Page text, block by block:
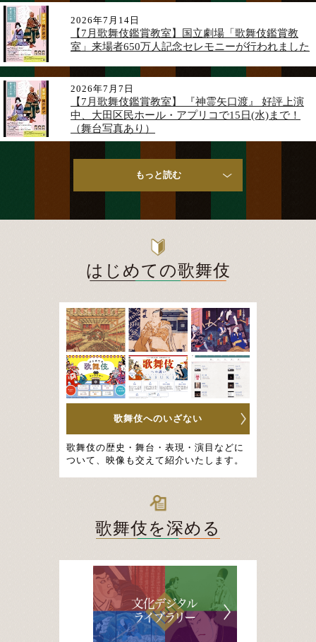
2026年7月14日
【7月歌舞伎鑑賞教室】国立劇場「歌舞伎鑑賞教
室」来場者650万人記念セレモニーが行われました
2026年7月7日
【7月歌舞伎鑑賞教室】 『神霊矢口渡』 好評上演
中、大田区民ホール・アプリコで15日(水)まで！
（舞台写真あり）
もっと読む
はじめての歌舞伎
歌舞伎へのいざない
歌舞伎の歴史・舞台・表現・演目などに
ついて、映像も交えて紹介いたします。
歌舞伎を深める